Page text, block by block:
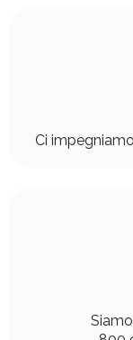
Ci